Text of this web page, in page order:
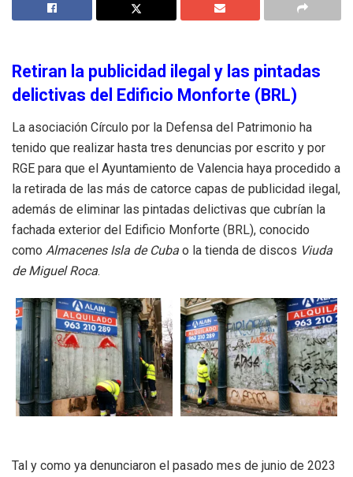
Retiran la publicidad ilegal y las pintadas
delictivas del Edificio Monforte (BRL)
La asociación Círculo por la Defensa del Patrimonio ha
tenido que realizar hasta tres denuncias por escrito y por
RGE para que el Ayuntamiento de Valencia haya procedido a
la retirada de las más de catorce capas de publicidad ilegal,
además de eliminar las pintadas delictivas que cubrían la
fachada exterior del Edificio Monforte (BRL), conocido
como Almacenes Isla de Cuba o la tienda de discos Viuda
de Miguel Roca.
Tal y como ya denunciaron el pasado mes de junio de 2023